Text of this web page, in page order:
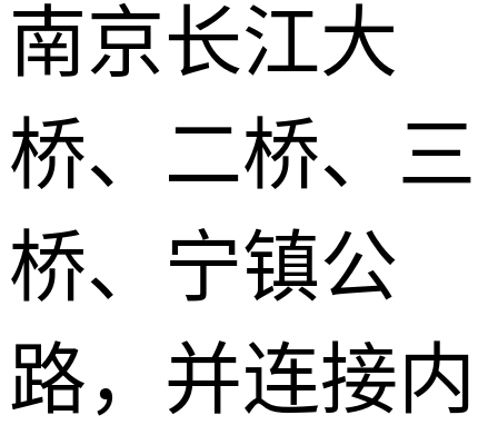
南京长江大
桥、二桥、三
桥、宁镇公
路，并连接内